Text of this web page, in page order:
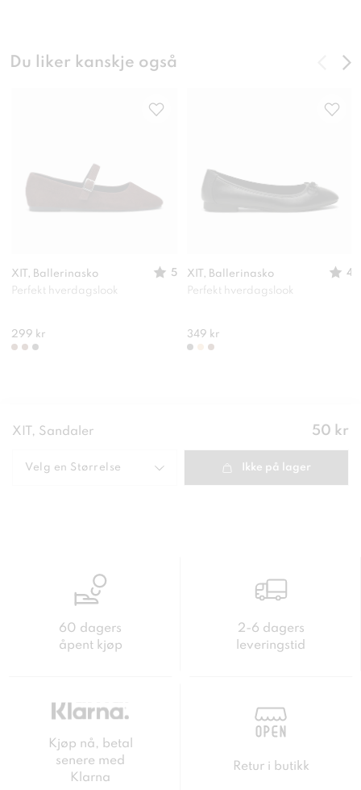
Du liker kanskje også
XIT, Ballerinasko
5
Perfekt hverdagslook
299 kr
XIT, Ballerinasko
4
Perfekt hverdagslook
349 kr
XIT, Sandaler Pris:
50 kr
Velg en Størrelse Ikke på lager
60 dagers
åpent kjøp
2-6 dagers
leveringstid
Kjøp nå, betal
senere med
Klarna
Retur i butikk